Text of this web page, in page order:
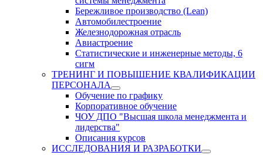
Бережливое производство (Lean)
Автомобилестроение
Железнодорожная отрасль
Авиастроение
Статистические и инженерные методы, 6
сигм
ТРЕНИНГ И ПОВЫШЕНИЕ КВАЛИФИКАЦИИ
ПЕРСОНАЛА
Обучение по графику
Корпоративное обучение
ЧОУ ДПО "Высшая школа менеджмента и
лидерства"
Описания курсов
ИССЛЕДОВАНИЯ И РАЗРАБОТКИ